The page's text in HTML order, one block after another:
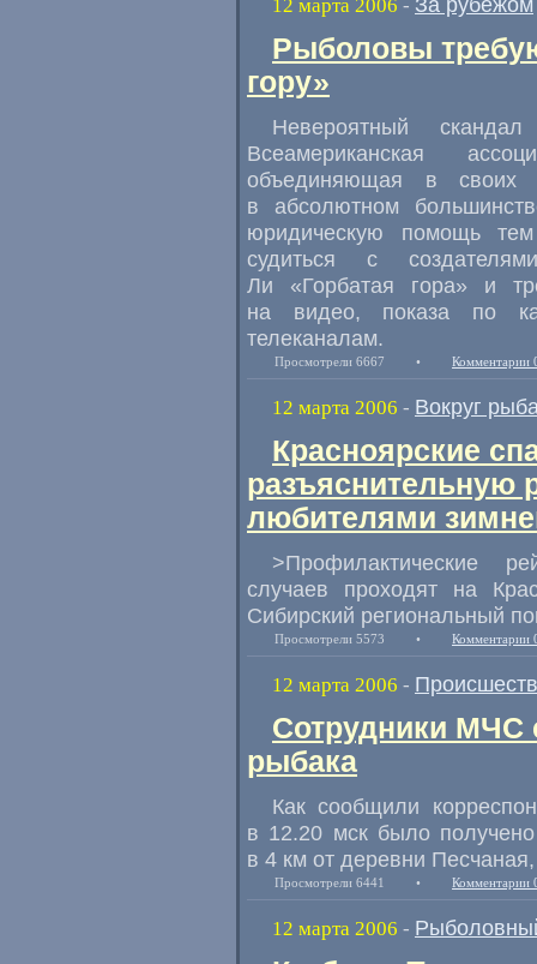
12 марта 2006 -
Рыболовы
гору»
Невероятный
Всеамериканская
объединяющая в
в абсолютном
юридическую помощь
судиться с
Ли «Горбатая гора» и
на видео, показа по
телеканалам.
Просмотрели 6667 • Комментарии
12 марта 2006 - Вокруг
Красноярские
разъяснительную
любителями
>Профилактические
случаев проходят на
Сибирский региональный
Просмотрели 5573 • Комментарии
12 марта 2006 -
Сотрудники МЧС
рыбака
Как сообщили
в 12.20 мск было
в 4 км от деревни
Просмотрели 6441 • Комментарии
12 марта 2006 -